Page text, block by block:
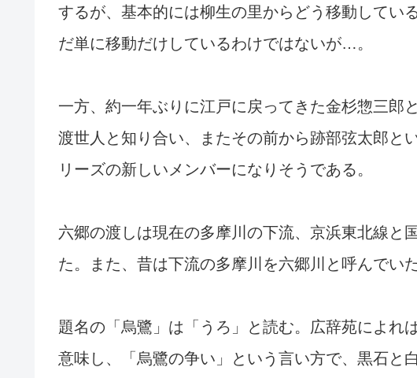
するが、基本的には柳生の里からどう移動してい
だ単に移動だけしているわけではないが…。
一方、約一年ぶりに江戸に戻ってきた金杉惣三郎
渡世人と知り合い、またその前から跡部弦太郎と
リーズの新しいメンバーになりそうである。
六郷の渡しは現在の多摩川の下流、京浜東北線と
た。また、昔は下流の多摩川を六郷川と呼んでいた
題名の「烏鷺」は「うろ」と読む。広辞苑によれ
意味し、「烏鷺の争い」という言い方で、黒石と